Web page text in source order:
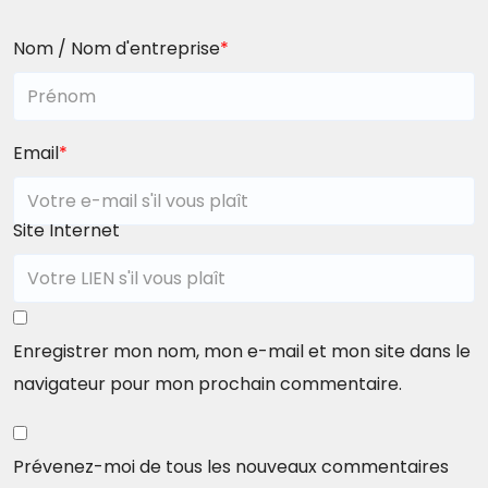
Nom / Nom d'entreprise*
Email*
Site Internet
Enregistrer mon nom, mon e-mail et mon site dans le
navigateur pour mon prochain commentaire.
Prévenez-moi de tous les nouveaux commentaires